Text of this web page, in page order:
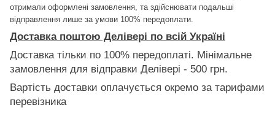
отримали оформлені замовлення, та здійснювати подальші
відправлення лише за умови 100% передоплати.
Доставка поштою Делівері по всій Україні
Доставка тільки по 100% передоплаті. Мінімальне
замовлення для відправки Делівері - 500 грн.
Вартість доставки оплачується окремо за тарифами
перевізника